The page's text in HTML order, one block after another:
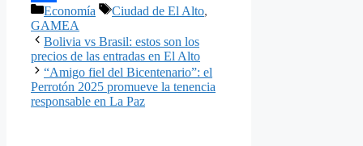
Compartir
Categorías
Economía Etiquetas
Ciudad de El Alto,
GAMEA
Bolivia vs Brasil: estos son los
precios de las entradas en El Alto
“Amigo fiel del Bicentenario”: el
Perrotón 2025 promueve la tenencia
responsable en La Paz